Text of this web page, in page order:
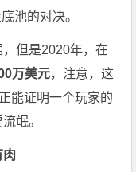
池的对决。
但是2020年，在
万美元，注意，这
能证明一个玩家的
氓。
肉